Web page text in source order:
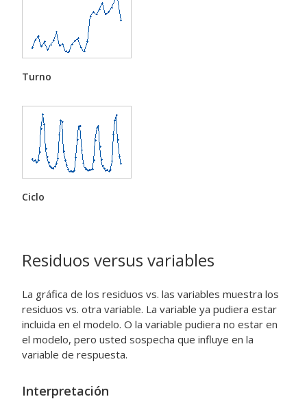
Turno
Ciclo
Residuos versus variables
La gráfica de los residuos vs. las variables muestra los
residuos vs. otra variable. La variable ya pudiera estar
incluida en el modelo. O la variable pudiera no estar en
el modelo, pero usted sospecha que influye en la
variable de respuesta.
Interpretación